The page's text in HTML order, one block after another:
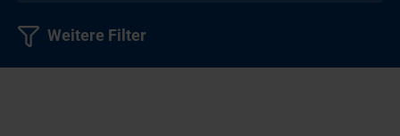
Weitere Filter